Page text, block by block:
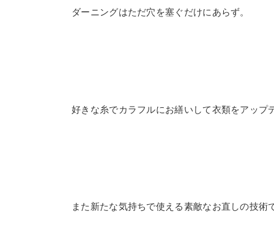
ダーニングはただ穴を塞ぐだけにあらず。
好きな糸でカラフルにお繕いして衣類をアップ
また新たな気持ちで使える素敵なお直しの技術